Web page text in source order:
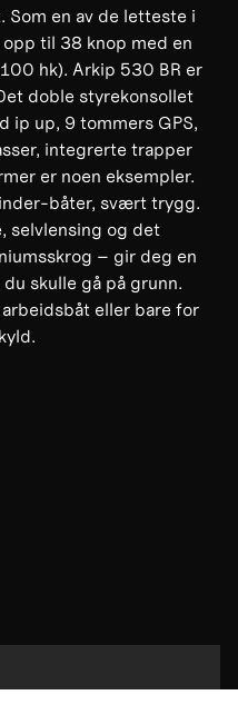
en av de letteste i
til 38 knop med en
hk). Arkip 530 BR er
doble styrekonsollet
ip up, 9 tommers GPS,
integrerte trapper
er noen eksempler.
båter, svært trygg.
selvlensing og det
– gir deg en
skulle gå på grunn.
eller bare for